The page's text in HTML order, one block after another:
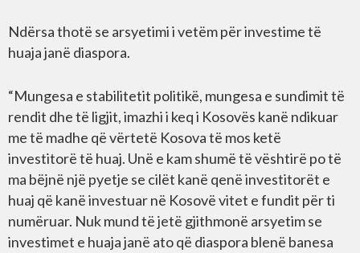
Ndërsa thotë se arsyetimi i vetëm për investime të
huaja janë diaspora.
“Mungesa e stabilitetit politikë, mungesa e sundimit të
rendit dhe të ligjit, imazhi i keq i Kosovës kanë ndikuar
me të madhe që vërtetë Kosova të mos ketë
investitorë të huaj. Unë e kam shumë të vështirë po të
ma bëjnë një pyetje se cilët kanë qenë investitorët e
huaj që kanë investuar në Kosovë vitet e fundit për ti
numëruar. Nuk mund të jetë gjithmonë arsyetim se
investimet e huaja janë ato që diaspora blenë banesa